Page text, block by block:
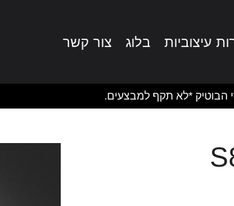
עיצוביות בלוג צור קשר
הבוטיק *לא תקף למבצעים.